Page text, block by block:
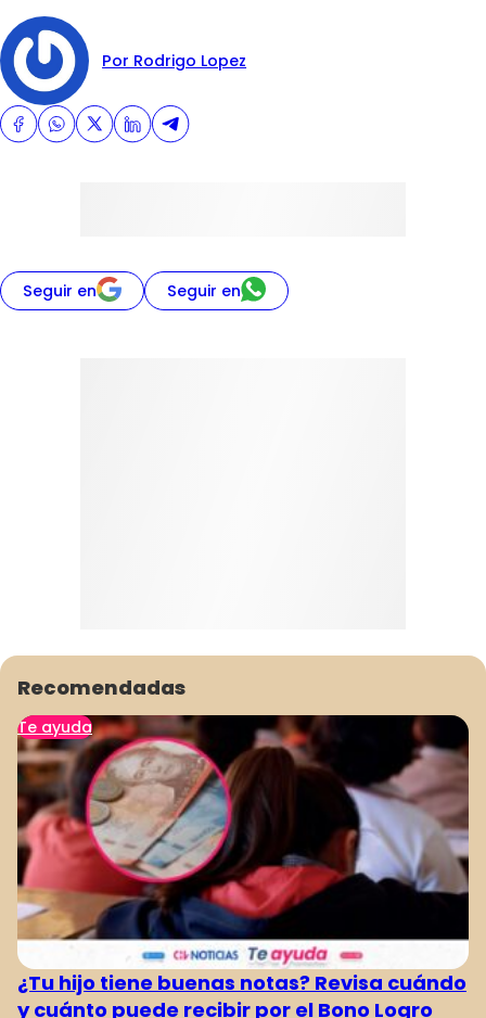
Por Rodrigo Lopez
Seguir en Seguir en
Recomendadas
Te ayuda
¿Tu hijo tiene buenas notas? Revisa cuándo
y cuánto puede recibir por el Bono Logro